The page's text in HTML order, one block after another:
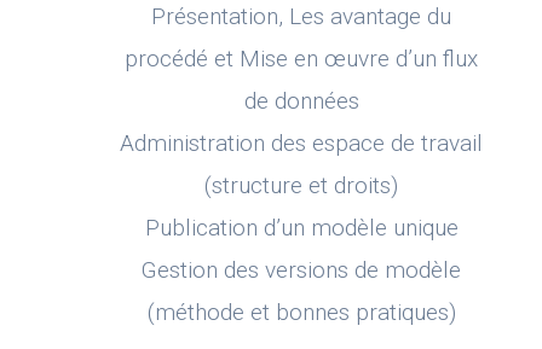
Présentation, Les avantage du
procédé et Mise en œuvre d’un flux
de données
Administration des espace de travail
(structure et droits)
Publication d’un modèle unique
Gestion des versions de modèle
(méthode et bonnes pratiques)